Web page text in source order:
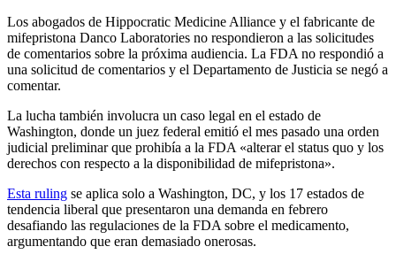
Los abogados de Hippocratic Medicine Alliance y el fabricante de
mifepristona Danco Laboratories no respondieron a las solicitudes
de comentarios sobre la próxima audiencia. La FDA no respondió a
una solicitud de comentarios y el Departamento de Justicia se negó a
comentar.
La lucha también involucra un caso legal en el estado de
Washington, donde un juez federal emitió el mes pasado una orden
judicial preliminar que prohibía a la FDA «alterar el status quo y los
derechos con respecto a la disponibilidad de mifepristona».
Esta ruling se aplica solo a Washington, DC, y los 17 estados de
tendencia liberal que presentaron una demanda en febrero
desafiando las regulaciones de la FDA sobre el medicamento,
argumentando que eran demasiado onerosas.